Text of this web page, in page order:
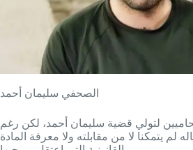
الصحفي سليمان أحمد
لتولي قضية سليمان أحمد، لكن رغم
لم يتمكنا لا من مقابلته ولا معرفة المادة